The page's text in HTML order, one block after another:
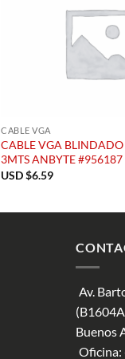
CABLE VGA
CABLE VGA
3MTS ANBYTE #956187
USD $6.59
Av.
Buenos
Oficina: